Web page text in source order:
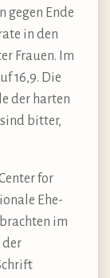
gegen Ende
in den
Frauen. Im
16,9. Die
der harten
sind bitter,
for
Ehe-
im
der